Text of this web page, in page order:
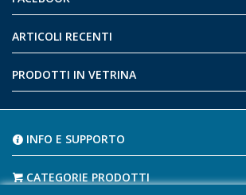
ARTICOLI RECENTI
PRODOTTI IN VETRINA
INFO E SUPPORTO
CATEGORIE PRODOTTI